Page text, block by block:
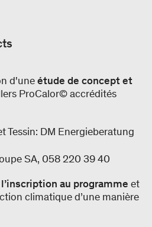
d'uneétude de concept et
ProCalor© accrédités
Tessin: DM Energieberatung
SA, 058 220 39 40
l’inscription au programme et
climatique d’une manière